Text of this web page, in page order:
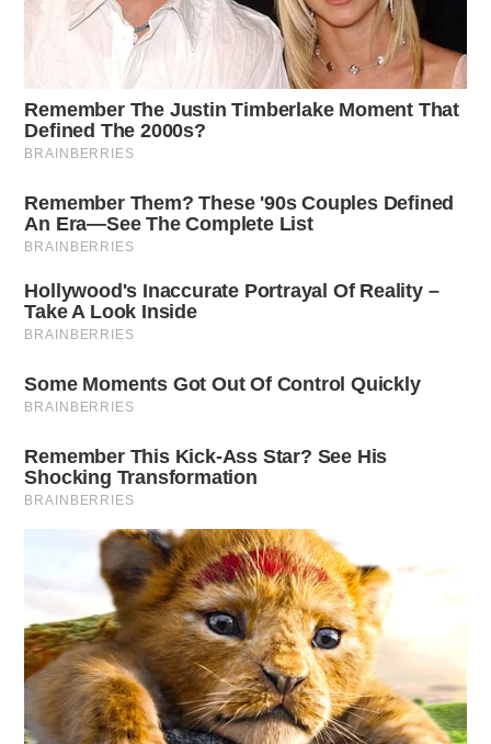
Aggiungere accessori come bandane o cerchietti può
arricchire il look quotidiano.
Utilizzare prodotti volumizzanti può restituire vitalità ai
capelli e un aspetto curato.
Implementando queste tecniche, è possibile restituire
risplendere nuovamente.
Accettazione del nuovo look
Riscoprire il proprio stile è fondamentale. L’accettazione di
un nuovo look richiede tempo e un lieve adattamento. È
posto” influenzi la propria autostima. Ogni acconciatura
racconta una storia, e i capelli corti possono essere
➤Ho cambiato l’orario della lavatrice per 2 mesi, la
Ho creduto che l’amicizia fosse innata per anni, gli
psicologi mi hanno aperto gli occhi
Le frasi più comuni delle persone infelici: come
riconoscerle subito secondo la psicologia
➤Né forno né fornelli, la griglia elettrica risolve tutto
in cucine piccole
➤Ho scoperto queste acconciature dopo i 50 anni,
mi facevano sembrare più vecchia del previsto